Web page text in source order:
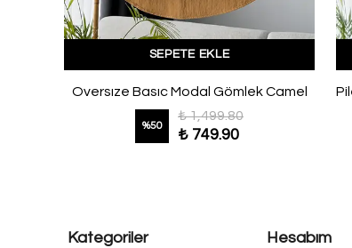
SEPETE EKLE
Oversıze Basıc Modal Gömlek Camel
%50
₺ 1,499.80
₺ 749.90
Kategoriler Hesabım